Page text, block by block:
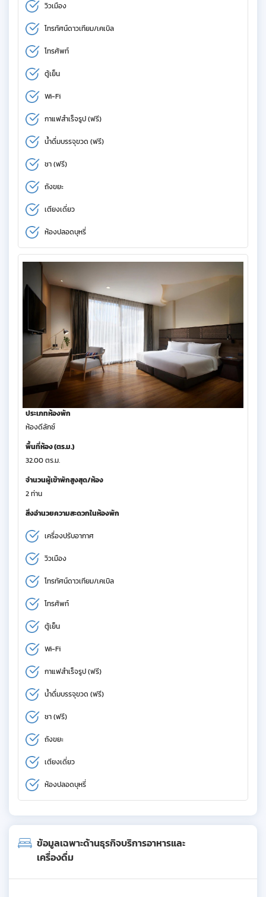
วิวเมือง
โทรทัศน์ดาวเทียม/เคเบิล
โทรศัพท์
ตู้เย็น
Wi-Fi
กาแฟสำเร็จรูป (ฟรี)
น้ำดื่มบรรจุขวด (ฟรี)
ชา (ฟรี)
ถังขยะ
เตียงเดี่ยว
ห้องปลอดบุหรี่
ประเภทห้องพัก
ห้องดีลักซ์
พื้นที่ห้อง (ตร.ม.)
32.00 ตร.ม.
จำนวนผู้เข้าพักสูงสุด/ห้อง
2 ท่าน
สิ่งอำนวยความสะดวกในห้องพัก
เครื่องปรับอากาศ
วิวเมือง
โทรทัศน์ดาวเทียม/เคเบิล
โทรศัพท์
ตู้เย็น
Wi-Fi
กาแฟสำเร็จรูป (ฟรี)
น้ำดื่มบรรจุขวด (ฟรี)
ชา (ฟรี)
ถังขยะ
เตียงเดี่ยว
ห้องปลอดบุหรี่
ข้อมูลเฉพาะด้านธุรกิจบริการอาหารและ
เครื่องดื่ม